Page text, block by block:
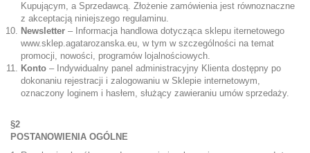
Kupującym, a Sprzedawcą. Złożenie zamówienia jest równoznaczne
z akceptacją niniejszego regulaminu.
Newsletter – Informacja handlowa dotycząca sklepu iternetowego
www.sklep.agatarozanska.eu, w tym w szczególności na temat
promocji, nowości, programów lojalnościowych.
Konto – Indywidualny panel administracyjny Klienta dostępny po
dokonaniu rejestracji i zalogowaniu w Sklepie internetowym,
oznaczony loginem i hasłem, służący zawieraniu umów sprzedaży.
§2
POSTANOWIENIA OGÓLNE